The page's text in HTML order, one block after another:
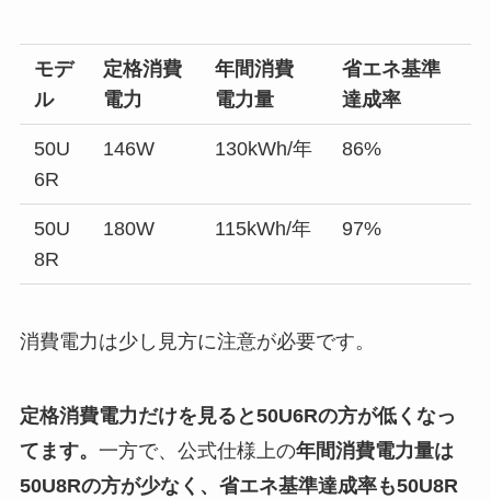
モデ
ル
定格消費
電力
年間消費
電力量
省エネ基準
達成率
50U
6R
146W 130kWh/年 86%
50U
8R
180W 115kWh/年 97%
消費電力は少し見方に注意が必要です。
定格消費電力だけを見ると50U6Rの方が低くなっ
てます。 一方で、公式仕様上の年間消費電力量は
50U8Rの方が少なく、省エネ基準達成率も50U8R